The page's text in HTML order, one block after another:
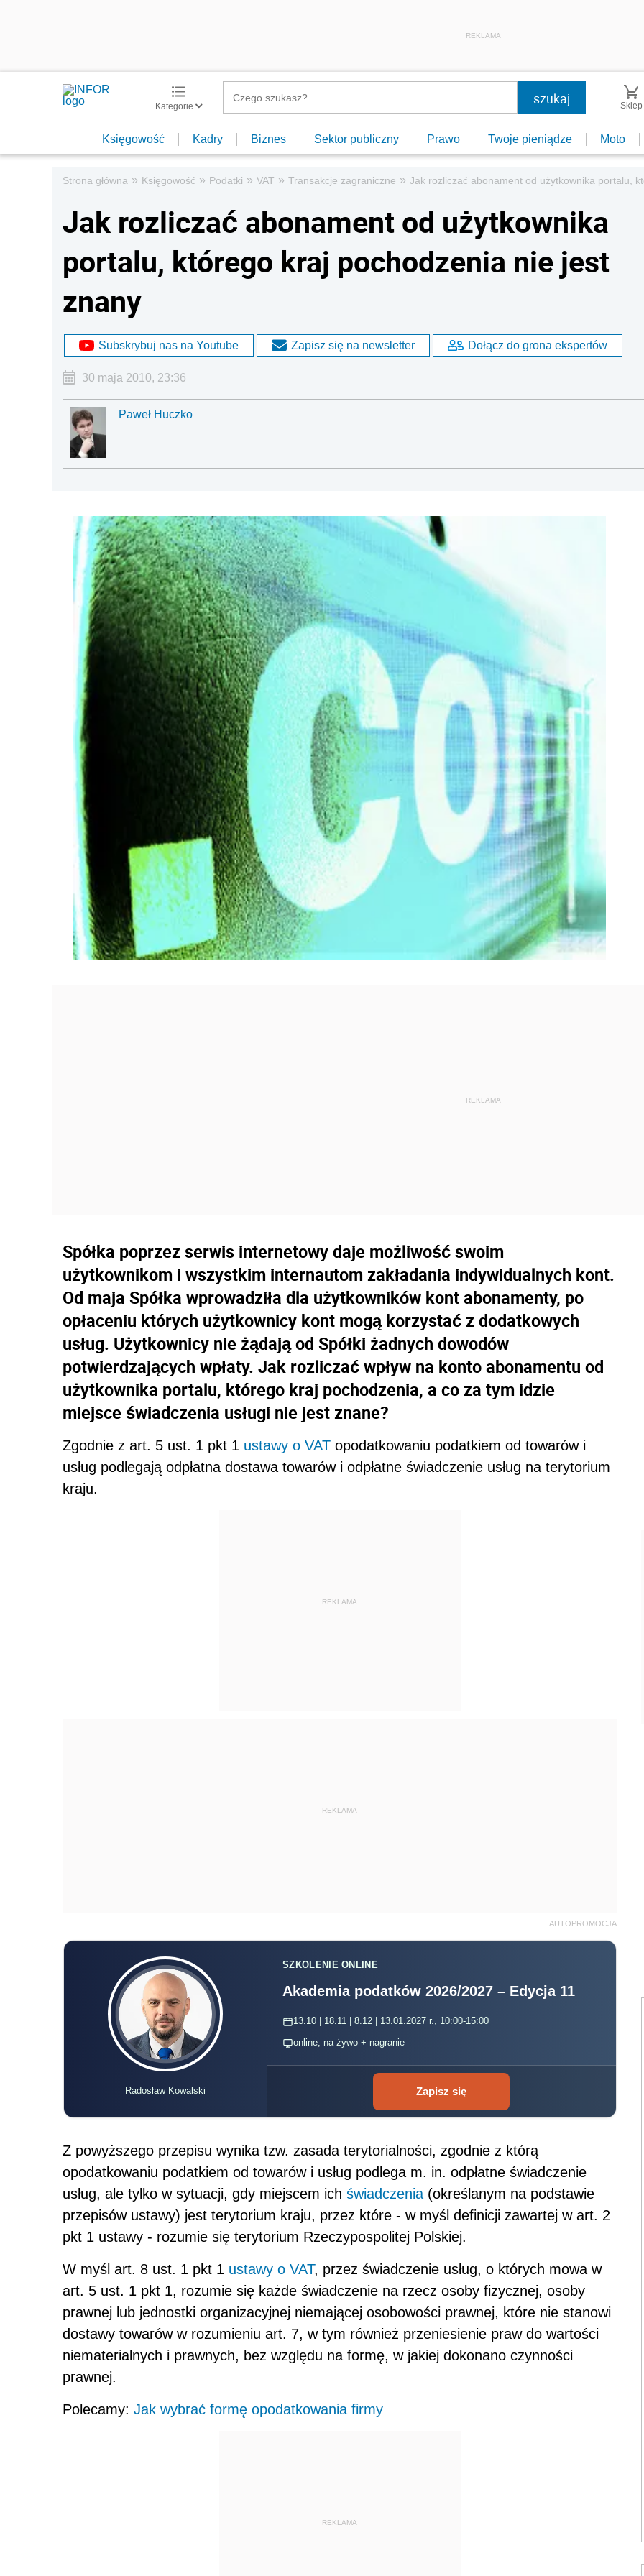
REKLAMA
Kategorie Sklep
Księgowość Kadry Biznes Sektor publiczny Prawo Twoje pieniądze Moto
Strona główna » Księgowość » Podatki » VAT » Transakcje zagraniczne » Jak rozliczać abonament od użytkownika portalu,
Jak rozliczać abonament od użytkownika
portalu, którego kraj pochodzenia nie jest
znany
Subskrybuj nas na Youtube Zapisz się na newsletter Dołącz do grona ekspertów
30 maja 2010, 23:36
Paweł Huczko
Spółka poprzez serwis internetowy daje możliwość swoim
użytkownikom i wszystkim internautom zakładania indywidualnych kont.
Od maja Spółka wprowadziła dla użytkowników kont abonamenty, po
opłaceniu których użytkownicy kont mogą korzystać z dodatkowych
usług. Użytkownicy nie żądają od Spółki żadnych dowodów
potwierdzających wpłaty. Jak rozliczać wpływ na konto abonamentu od
użytkownika portalu, którego kraj pochodzenia, a co za tym idzie
miejsce świadczenia usługi nie jest znane?
Zgodnie z art. 5 ust. 1 pkt 1 ustawy o VAT opodatkowaniu podatkiem od towarów i
usług podlegają odpłatna dostawa towarów i odpłatne świadczenie usług na terytorium
kraju.
REKLAMA
REKLAMA
AUTOPROMOCJA
Radosław Kowalski
SZKOLENIE ONLINE
Akademia podatków 2026/2027 – Edycja 11
13.10 | 18.11 | 8.12 | 13.01.2027 r., 10:00-15:00
online, na żywo + nagranie
Zapisz się
Z powyższego przepisu wynika tzw. zasada terytorialności, zgodnie z którą
opodatkowaniu podatkiem od towarów i usług podlega m. in. odpłatne świadczenie
usług, ale tylko w sytuacji, gdy miejscem ich świadczenia (określanym na podstawie
przepisów ustawy) jest terytorium kraju, przez które - w myśl definicji zawartej w art. 2
pkt 1 ustawy - rozumie się terytorium Rzeczypospolitej Polskiej.
W myśl art. 8 ust. 1 pkt 1 ustawy o VAT, przez świadczenie usług, o których mowa w
art. 5 ust. 1 pkt 1, rozumie się każde świadczenie na rzecz osoby fizycznej, osoby
prawnej lub jednostki organizacyjnej niemającej osobowości prawnej, które nie stanowi
dostawy towarów w rozumieniu art. 7, w tym również przeniesienie praw do wartości
niematerialnych i prawnych, bez względu na formę, w jakiej dokonano czynności
prawnej.
Polecamy: Jak wybrać formę opodatkowania firmy
REKLAMA